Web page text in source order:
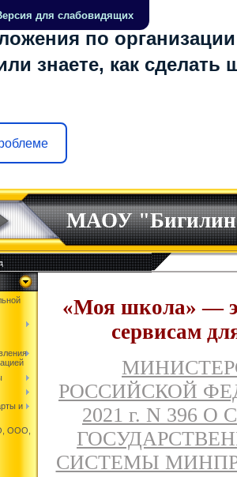
для слабовидящих
по
знаете, как сделать
МАОУ
и
ООО,
«Моя школа» —
сервисам
РОССИЙСКОЙ
2021 г. N 396
СИСТЕМЫ